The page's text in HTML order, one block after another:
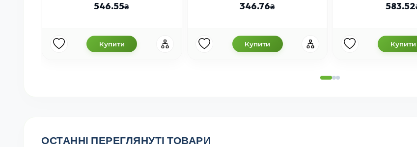
546.55
Купити
346.76
Купити
583.52
Купити
ОСТАННІ ПЕРЕГЛЯНУТІ ТОВАРИ